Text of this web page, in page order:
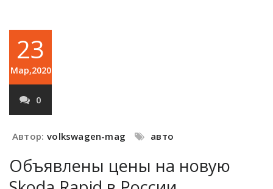
23
Мар,2020
0
Автор: volkswagen-mag авто
Объявлены цены на новую